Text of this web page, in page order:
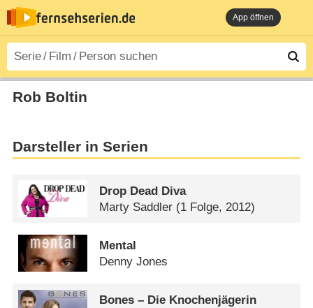
App öffnen
Rob Boltin
Darsteller in Serien
Drop Dead Diva
Marty Saddler (1 Folge, 2012)
Mental
Denny Jones
Bones – Die Knochenjägerin